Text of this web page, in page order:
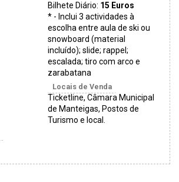
Bilhete Diário: 15 Euros
* - Inclui 3 actividades à
escolha entre aula de ski ou
snowboard (material
incluído); slide; rappel;
escalada; tiro com arco e
zarabatana
Locais de Venda
Ticketline, Câmara Municipal
de Manteigas, Postos de
Turismo e local.